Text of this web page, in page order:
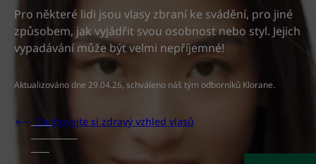
Pro některé lidi jsou vlasy zbraní ke svádění, pro jiné
způsobem, jak vyjádřit svou osobnost nebo styl. Jejich
vypadávání může být velmi nepříjemné!
Aktualizováno dne 29.04.26, schváleno náš tým odborníků Klorane.
Zachovejte si zdravý vzhled vlasů